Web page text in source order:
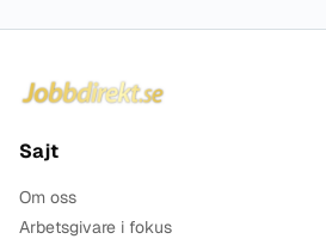
Sajt
Om oss
Arbetsgivare i fokus